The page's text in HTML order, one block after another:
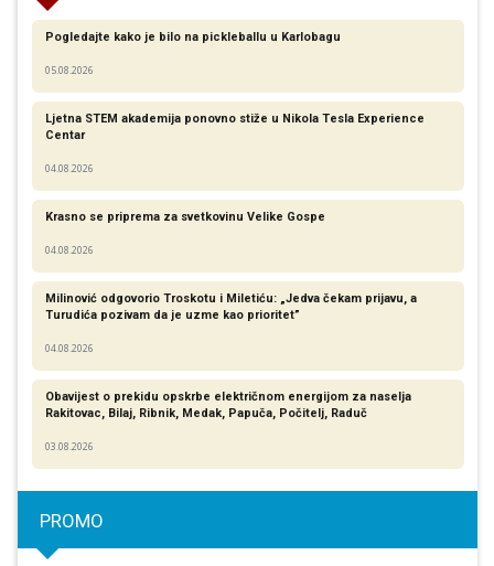
Pogledajte kako je bilo na pickleballu u Karlobagu
05.08.2026
Ljetna STEM akademija ponovno stiže u Nikola Tesla Experience
Centar
04.08.2026
Krasno se priprema za svetkovinu Velike Gospe
04.08.2026
Milinović odgovorio Troskotu i Miletiću: „Jedva čekam prijavu, a
Turudića pozivam da je uzme kao prioritet”
04.08.2026
Obavijest o prekidu opskrbe električnom energijom za naselja
Rakitovac, Bilaj, Ribnik, Medak, Papuča, Počitelj, Raduč
03.08.2026
PROMO